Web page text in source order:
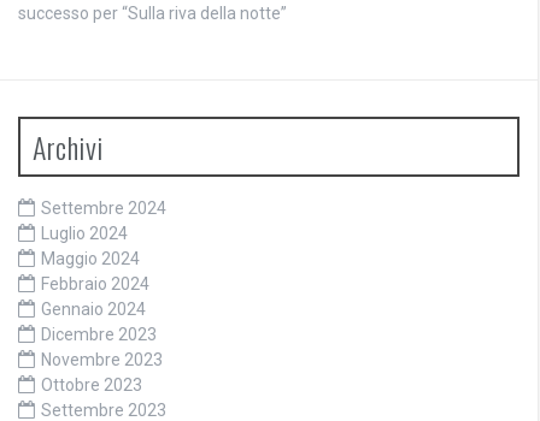
successo per “Sulla riva della notte”
Archivi
Settembre 2024
Luglio 2024
Maggio 2024
Febbraio 2024
Gennaio 2024
Dicembre 2023
Novembre 2023
Ottobre 2023
Settembre 2023